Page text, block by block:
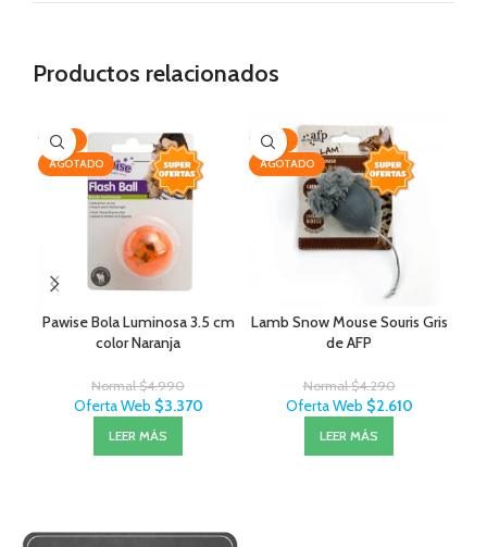
Productos relacionados
-32%
AGOTADO
Pawise Bola Luminosa 3.5 cm
color Naranja
Normal$4.990
Oferta Web $3.370
LEER MÁS
-39%
AGOTADO
Lamb Snow Mouse Souris Gris
de AFP
Normal$4.290
Oferta Web $2.610
LEER MÁS